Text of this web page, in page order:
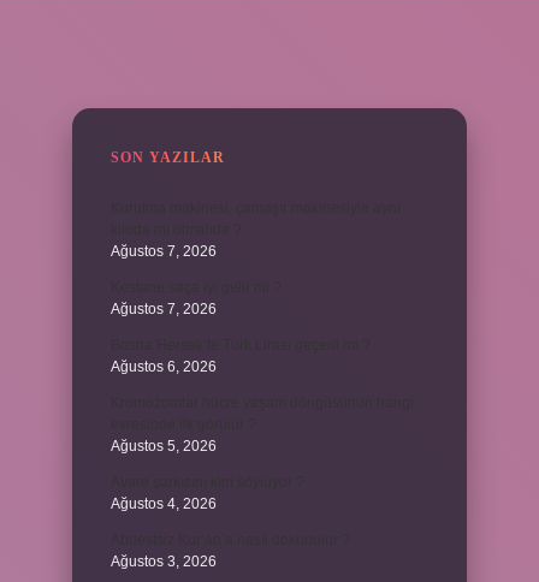
SON YAZILAR
Ağustos 7, 2026
Ağustos 7, 2026
Ağustos 6, 2026
Ağustos 5, 2026
Ağustos 4, 2026
Ağustos 3, 2026